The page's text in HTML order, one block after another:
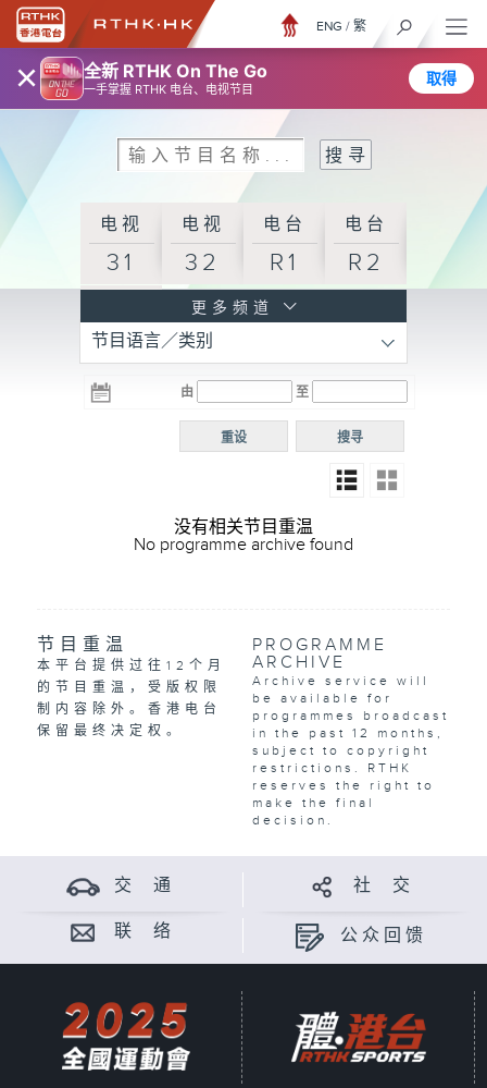
× 全新 RTHK On The Go
一手掌握 RTHK 电台、电视节目
取得
ENG / 繁
电视
31
电视
32
电台
R1
电台
R2
R3
电台 电台
R5
电台
普通
更多频道
节目语言／类别
由 至
搜寻
重设
没有相关节目重温
No programme archive found
节目重温
本平台提供过往12个月
的节目重温，受版权限
制内容除外。香港电台
保留最终决定权。
PROGRAMME
ARCHIVE
Archive service will
be available for
programmes broadcast
in the past 12 months,
subject to copyright
restrictions. RTHK
reserves the right to
make the final
decision.
交 通 社 交
联 络 公众回馈